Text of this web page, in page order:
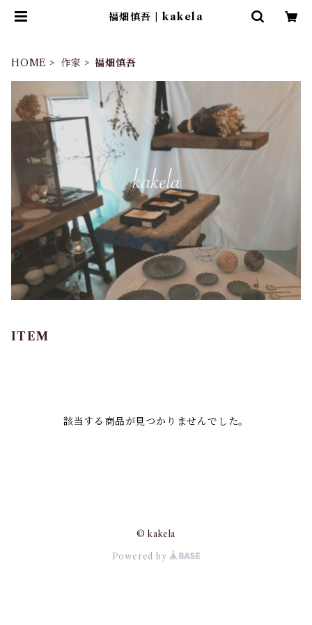
福畑慎吾 | kakela
HOME 作家 福畑慎吾
ITEM
該当する商品が見つかりませんでした。
© kakela
Powered by